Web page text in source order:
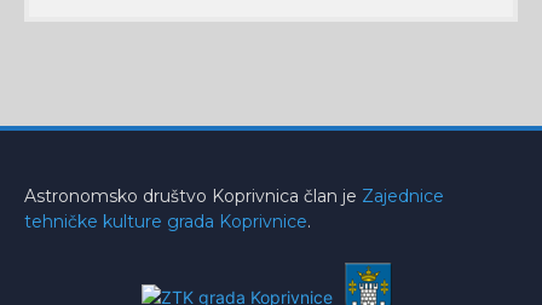
Astronomsko društvo Koprivnica član je Zajednice
tehničke kulture grada Koprivnice.